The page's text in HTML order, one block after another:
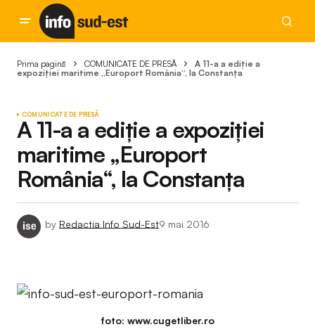
Prima pagină COMUNICATE DE PRESĂ
A 11-a a ediție a
expoziției maritime „Europort România“, la Constanța
COMUNICATE DE PRESĂ
A 11-a a ediție a expoziției
maritime „Europort
România“, la Constanța
by Redactia Info Sud-Est9 mai 2016
foto: www.cugetliber.ro